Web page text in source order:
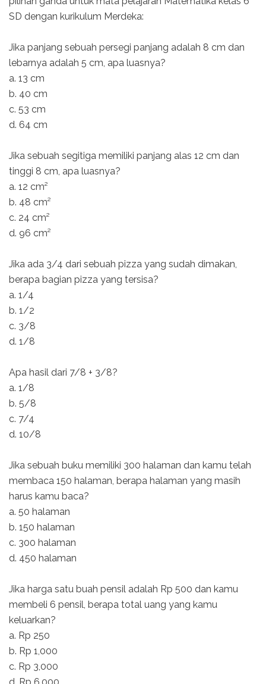
SD dengan kurikulum Merdeka:
Jika panjang sebuah persegi panjang adalah 8 cm dan
lebarnya adalah 5 cm, apa luasnya?
a. 13 cm
b. 40 cm
c. 53 cm
d. 64 cm
Jika sebuah segitiga memiliki panjang alas 12 cm dan
tinggi 8 cm, apa luasnya?
a. 12 cm²
b. 48 cm²
c. 24 cm²
d. 96 cm²
Jika ada 3/4 dari sebuah pizza yang sudah dimakan,
berapa bagian pizza yang tersisa?
a. 1/4
b. 1/2
c. 3/8
d. 1/8
Apa hasil dari 7/8 + 3/8?
a. 1/8
b. 5/8
c. 7/4
d. 10/8
Jika sebuah buku memiliki 300 halaman dan kamu telah
membaca 150 halaman, berapa halaman yang masih
harus kamu baca?
a. 50 halaman
b. 150 halaman
c. 300 halaman
d. 450 halaman
Jika harga satu buah pensil adalah Rp 500 dan kamu
membeli 6 pensil, berapa total uang yang kamu
keluarkan?
a. Rp 250
b. Rp 1,000
c. Rp 3,000